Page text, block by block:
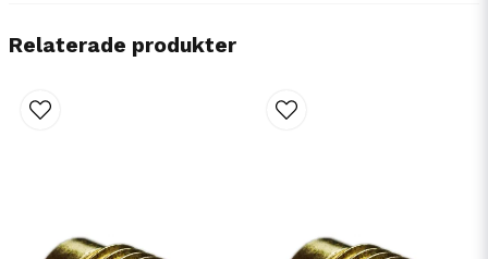
Relaterade produkter